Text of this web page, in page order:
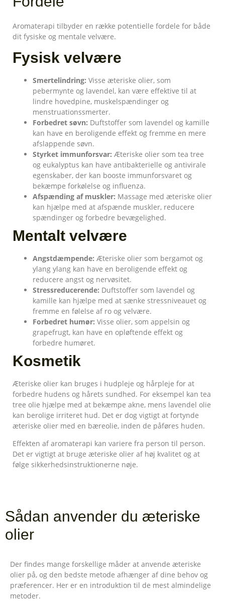
Aromaterapi tilbyder en række potentielle fordele for både
dit fysiske og mentale velvære.
Fysisk velvære
Smertelindring: Visse æteriske olier, som
pebermynte og lavendel, kan være effektive til at
lindre hovedpine, muskelspændinger og
menstruationssmerter.
Forbedret søvn: Duftstoffer som lavendel og kamille
kan have en beroligende effekt og fremme en mere
afslappende søvn.
Styrket immunforsvar: Æteriske olier som tea tree
og eukalyptus kan have antibakterielle og antivirale
egenskaber, der kan booste immunforsvaret og
bekæmpe forkølelse og influenza.
Afspænding af muskler: Massage med æteriske olier
kan hjælpe med at afspænde muskler, reducere
spændinger og forbedre bevægelighed.
Mentalt velvære
Angstdæmpende: Æteriske olier som bergamot og
ylang ylang kan have en beroligende effekt og
reducere angst og nervøsitet.
Stressreducerende: Duftstoffer som lavendel og
kamille kan hjælpe med at sænke stressniveauet og
fremme en følelse af ro og velvære.
Forbedret humør: Visse olier, som appelsin og
grapefrugt, kan have en opløftende effekt og
forbedre humøret.
Kosmetik
Æteriske olier kan bruges i hudpleje og hårpleje for at
forbedre hudens og hårets sundhed. For eksempel kan tea
tree olie hjælpe med at bekæmpe akne, mens lavendel olie
kan berolige irriteret hud. Det er dog vigtigt at fortynde
æteriske olier med en bæreolie, inden de påføres huden.
Effekten af aromaterapi kan variere fra person til person.
Det er vigtigt at bruge æteriske olier af høj kvalitet og at
følge sikkerhedsinstruktionerne nøje.
Sådan anvender du æteriske
olier
Der findes mange forskellige måder at anvende æteriske
olier på, og den bedste metode afhænger af dine behov og
præferencer. Her er en introduktion til de mest almindelige
metoder.